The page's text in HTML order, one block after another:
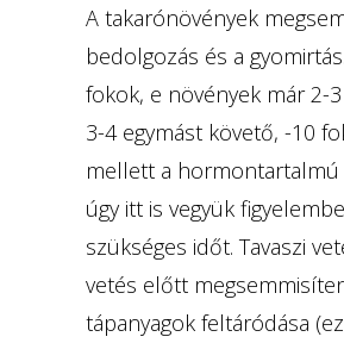
A takarónövények
bedolgozás és a
fokok, e növények már 2-
3-4 egymást követő, -10
mellett a hormontartalmú
úgy itt is vegyük
szükséges időt. Tavaszi
vetés előtt
tápanyagok feltáródása